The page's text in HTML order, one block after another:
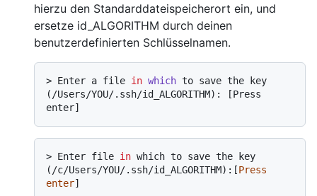
hierzu den Standarddateispeicherort ein, und
ersetze id_ALGORITHM durch deinen
benutzerdefinierten Schlüsselnamen.
> Enter a file in which to save the key
(/Users/YOU/.ssh/id_ALGORITHM): [Press
enter]
> Enter file in which to save the key
(/c/Users/YOU/.ssh/id_ALGORITHM):[Press
enter